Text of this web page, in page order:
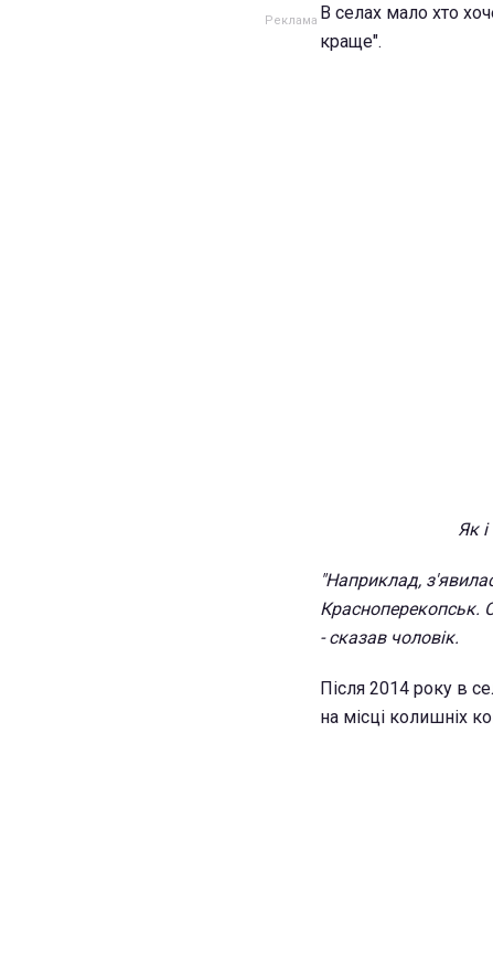
В селах мало хто
краще".
Як
"Наприклад,
Красноперекопськ.
- сказав чоловік.
Після 2014 року в
на місці колишніх